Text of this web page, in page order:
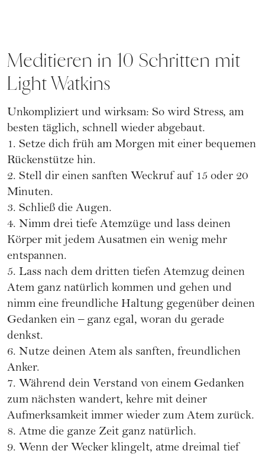
Meditieren in 10 Schritten mit
Light Watkins
Unkompliziert und wirksam: So wird Stress, am
besten täglich, schnell wieder abgebaut.
1. Setze dich früh am Morgen mit einer bequemen
Rückenstütze hin.
2. Stell dir einen sanften Weckruf auf 15 oder 20
Minuten.
3. Schließ die Augen.
4. Nimm drei tiefe Atemzüge und lass deinen
Körper mit jedem Ausatmen ein wenig mehr
entspannen.
5. Lass nach dem dritten tiefen Atemzug deinen
Atem ganz natürlich kommen und gehen und
nimm eine freundliche Haltung gegenüber deinen
Gedanken ein – ganz egal, woran du gerade
denkst.
6. Nutze deinen Atem als sanften, freundlichen
Anker.
7. Während dein Verstand von einem Gedanken
zum nächsten wandert, kehre mit deiner
Aufmerksamkeit immer wieder zum Atem zurück.
8. Atme die ganze Zeit ganz natürlich.
9. Wenn der Wecker klingelt, atme dreimal tief